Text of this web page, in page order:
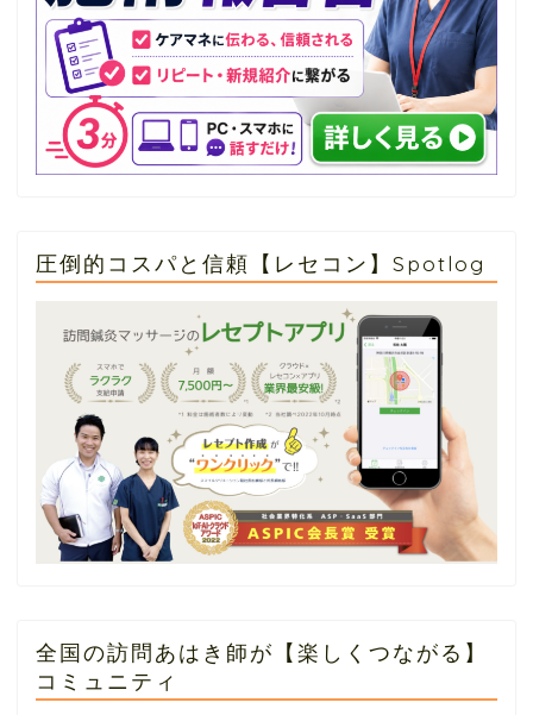
圧倒的コスパと信頼【レセコン】Spotlog
全国の訪問あはき師が【楽しくつながる】
コミュニティ